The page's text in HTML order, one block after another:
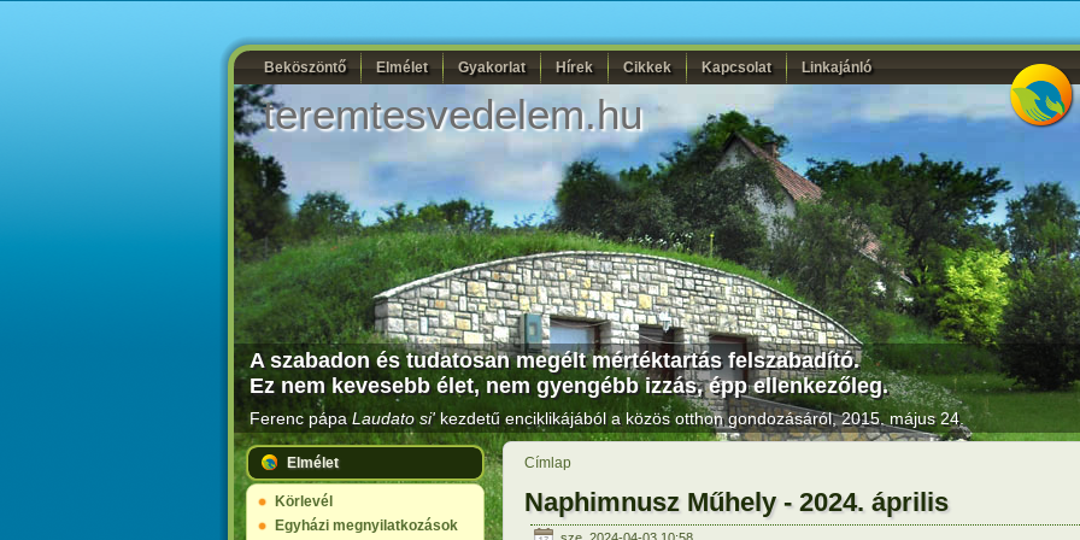
Beköszöntő Elmélet Gyakorlat Hírek Cikkek Kapcsolat Linkajánló
teremtesvedelem.hu
A szabadon és tudatosan megélt mértéktartás felszabadító.
Ez nem kevesebb élet, nem gyengébb izzás, épp ellenkezőleg.
Ferenc pápaLaudato si'kezdetű enciklikájából a közös otthon gondozásáról, 2015. május 24.
Elmélet
Körlevél
Egyházi megnyilatkozások
Címlap
Naphimnusz Műhely - 2024. április